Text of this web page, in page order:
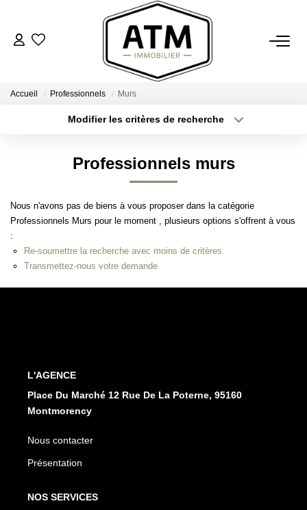
ACHETER
Notre Agence
Nos Engagements
Nos Avis Clients
Accueil Professionnels Murs
Modifier les critères de recherche
Budget max Plus de critères
Professionnels murs
Nous n'avons pas de biens à vous proposer dans la catégorie
Professionnels Murs pour le moment , plusieurs options s'offrent à vous
:
Re-soumettre la recherche avec moins de critères.
Transmettez-nous votre demande
L'AGENCE
Place Du Marché 12 Rue De La Poterne, 95160
Montmorency
Nous contacter
Présentation
NOS SERVICES